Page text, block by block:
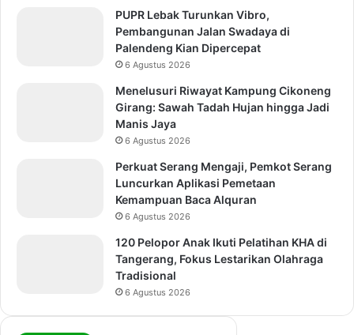
PUPR Lebak Turunkan Vibro,
Pembangunan Jalan Swadaya di
Palendeng Kian Dipercepat
6 Agustus 2026
Menelusuri Riwayat Kampung Cikoneng
Girang: Sawah Tadah Hujan hingga Jadi
Manis Jaya
6 Agustus 2026
Perkuat Serang Mengaji, Pemkot Serang
Luncurkan Aplikasi Pemetaan
Kemampuan Baca Alquran
6 Agustus 2026
120 Pelopor Anak Ikuti Pelatihan KHA di
Tangerang, Fokus Lestarikan Olahraga
Tradisional
6 Agustus 2026